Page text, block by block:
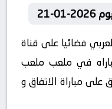
21
فضائيا على قناة
في ملعب ملعب
على مباراة الاتفاق و